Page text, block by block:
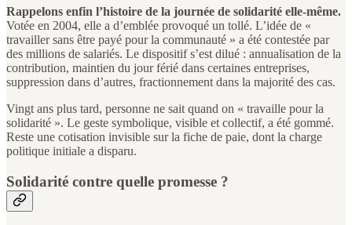
Rappelons enfin l’histoire de la journée de solidarité elle-même.
Votée en 2004, elle a d’emblée provoqué un tollé. L’idée de «
travailler sans être payé pour la communauté » a été contestée par
des millions de salariés. Le dispositif s’est dilué : annualisation de la
contribution, maintien du jour férié dans certaines entreprises,
suppression dans d’autres, fractionnement dans la majorité des cas.
Vingt ans plus tard, personne ne sait quand on « travaille pour la
solidarité ». Le geste symbolique, visible et collectif, a été gommé.
Reste une cotisation invisible sur la fiche de paie, dont la charge
politique initiale a disparu.
Solidarité contre quelle promesse ?